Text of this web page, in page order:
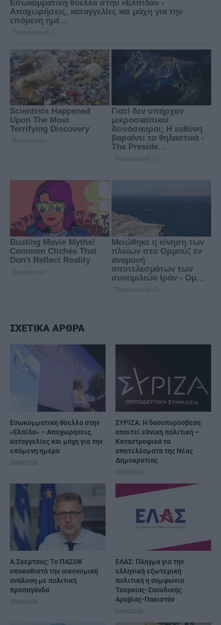
ΣΧΕΤΙΚΑ ΑΡΘΡΑ
Εσωκομματική θύελλα στην
«Ελπίδα» – Αποχωρήσεις,
καταγγελίες και μάχη για την
επόμενη ημέρα
08/08/2026
ΣΥΡΙΖΑ: Η δασοπυρόσβεση
απαιτεί εθνική πολιτική –
Καταστροφικά τα
αποτελέσματα της Νέας
Δημοκρατίας
07/08/2026
Α.Σκέρτσος: Το ΠΑΣΟΚ
υποκαθιστά την οικονομική
ανάλυση με πολιτική
προπαγάνδα
07/08/2026
ΕΛΑΣ: Πλήγμα για την
ελληνική εξωτερική
πολιτική η συμφωνία
Τουρκίας-Σαουδικής
Αραβίας-Πακιστάν
07/08/2026